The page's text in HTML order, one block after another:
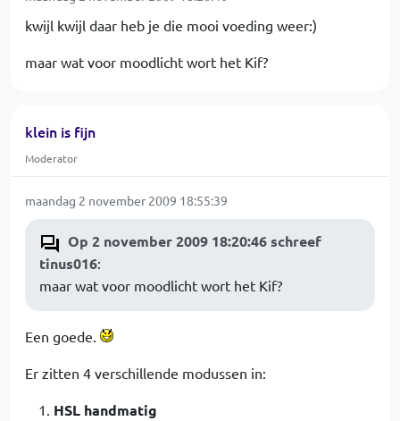
kwijl kwijl daar heb je die mooi voeding weer:)
maar wat voor moodlicht wort het Kif?
klein is fijn
Moderator
maandag 2 november 2009 18:55:39
Op 2 november 2009 18:20:46 schreef
tinus016:
maar wat voor moodlicht wort het Kif?
Een goede.
Er zitten 4 verschillende modussen in:
HSL handmatig